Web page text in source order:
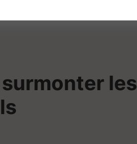
les